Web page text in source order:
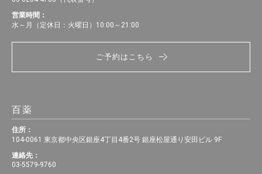
営業時間：
水～月（定休日：火曜日）10:00～21:00
ご予約はこちら
百薬
住所：
104-0061 東京都中央区銀座4丁目4番2号 銀座松屋通り安田ビル 9F
連絡先：
03-5579-9760